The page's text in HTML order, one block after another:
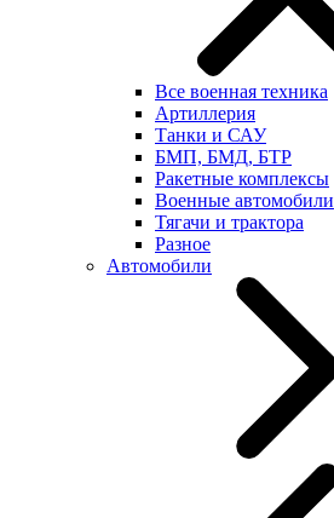
Все военная техника
Артиллерия
Танки и САУ
БМП, БМД, БТР
Ракетные комплексы
Военные автомобили
Тягачи и трактора
Разное
Автомобили